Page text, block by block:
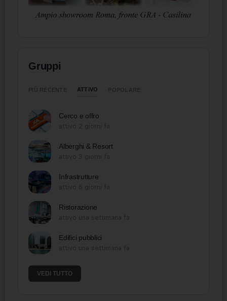
Gruppi
ATTIVO
Cerco e offro
Alberghi & Resort
Infrastrutture
Ristorazione
Edifici pubblici
VEDI TUTTO